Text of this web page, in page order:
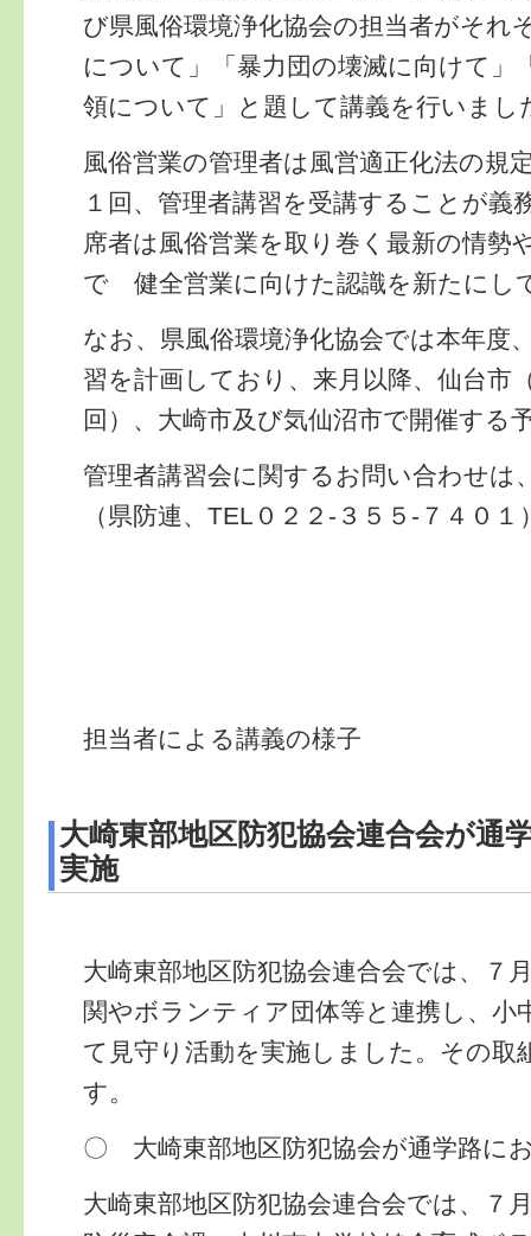
び県風俗環境浄化協会の担当者がそれ
について」「暴力団の壊滅に向けて」
領について」と題して講義を行いまし
風俗営業の管理者は風営適正化法の規
１回、管理者講習を受講することが義
席者は風俗営業を取り巻く最新の情勢
で 健全営業に向けた認識を新たにし
なお、県風俗環境浄化協会では本年度
習を計画しており、来月以降、仙台市
回）、大崎市及び気仙沼市で開催する
管理者講習会に関するお問い合わせは
（県防連、TEL０２２-３５５-７４０
担当者による講義の様子
大崎東部地区防犯協会連合会が通
実施
大崎東部地区防犯協会連合会では、７
関やボランティア団体等と連携し、小
て見守り活動を実施しました。その取
す。
〇 大崎東部地区防犯協会が通学路に
大崎東部地区防犯協会連合会では、７